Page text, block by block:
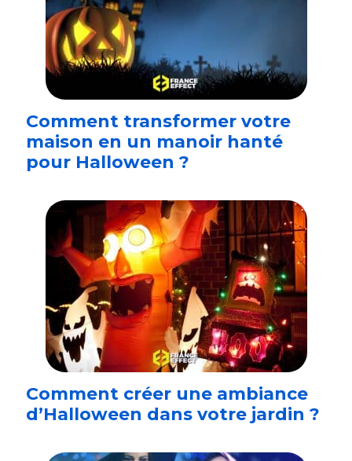
Comment transformer votre
maison en un manoir hanté
pour Halloween ?
Comment créer une ambiance
d’Halloween dans votre jardin ?